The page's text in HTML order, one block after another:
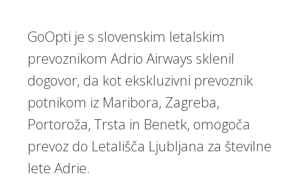
GoOpti je s slovenskim letalskim
prevoznikom Adrio Airways sklenil
dogovor, da kot ekskluzivni prevoznik
potnikom iz Maribora, Zagreba,
Portoroža, Trsta in Benetk, omogoča
prevoz do Letališča Ljubljana za številne
lete Adrie.